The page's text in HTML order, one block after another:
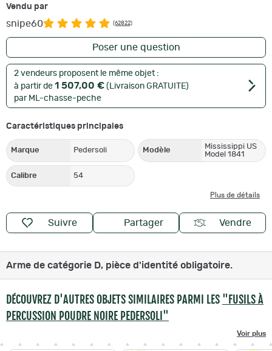
Vendu par
snipe60 (62822)
Poser une question
2 vendeurs proposent le même objet :
à partir de 1 507,00 € (Livraison GRATUITE)
par ML-chasse-peche
Caractéristiques principales
Marque Pedersoli Modèle
Mississippi US
Model 1841
Calibre 54
Plus de détails
Suivre Partager Vendre
Arme de catégorie D, pièce d'identité obligatoire.
DÉCOUVREZ D'AUTRES OBJETS SIMILAIRES PARMI LES "FUSILS À
PERCUSSION POUDRE NOIRE PEDERSOLI"
Voir plus